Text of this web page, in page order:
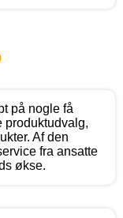
på nogle få
produktudvalg,
Af den
fra ansatte
økse.